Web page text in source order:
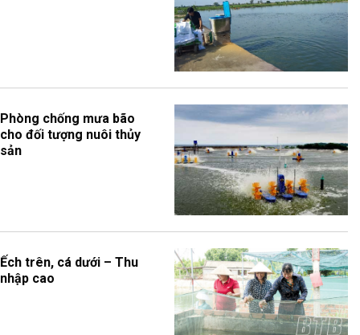
Phòng chống mưa bão
cho đối tượng nuôi thủy
sản
Ếch trên, cá dưới – Thu
nhập cao